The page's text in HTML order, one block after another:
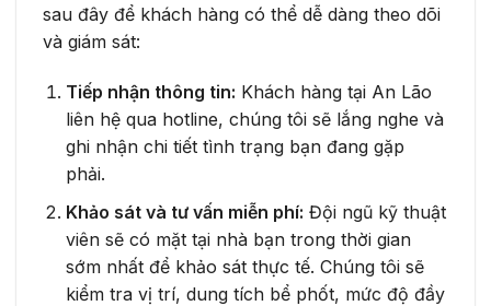
sau đây để khách hàng có thể dễ dàng theo dõi
và giám sát:
Tiếp nhận thông tin: Khách hàng tại An Lão
liên hệ qua hotline, chúng tôi sẽ lắng nghe và
ghi nhận chi tiết tình trạng bạn đang gặp
phải.
Khảo sát và tư vấn miễn phí: Đội ngũ kỹ thuật
viên sẽ có mặt tại nhà bạn trong thời gian
sớm nhất để khảo sát thực tế. Chúng tôi sẽ
kiểm tra vị trí, dung tích bể phốt, mức độ đầy